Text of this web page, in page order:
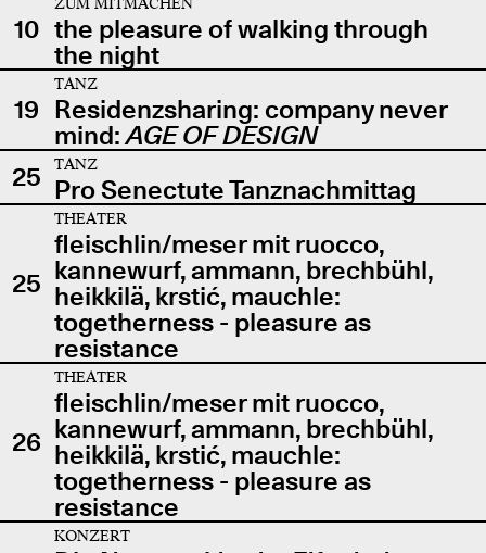
10 the pleasure of walking through
the night
19
TANZ
Residenzsharing: company never
mind:AGE OF DESIGN
25
TANZ
Pro Senectute Tanznachmittag
25
THEATER
fleischlin/meser mit ruocco,
kannewurf, ammann, brechbühl,
heikkilä, krstić, mauchle:
togetherness - pleasure as
resistance
26
THEATER
fleischlin/meser mit ruocco,
kannewurf, ammann, brechbühl,
heikkilä, krstić, mauchle:
togetherness - pleasure as
resistance
KONZERT